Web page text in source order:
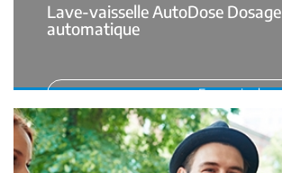
Lave-vaisselle AutoDose Dosage
automatique
En savoir plus